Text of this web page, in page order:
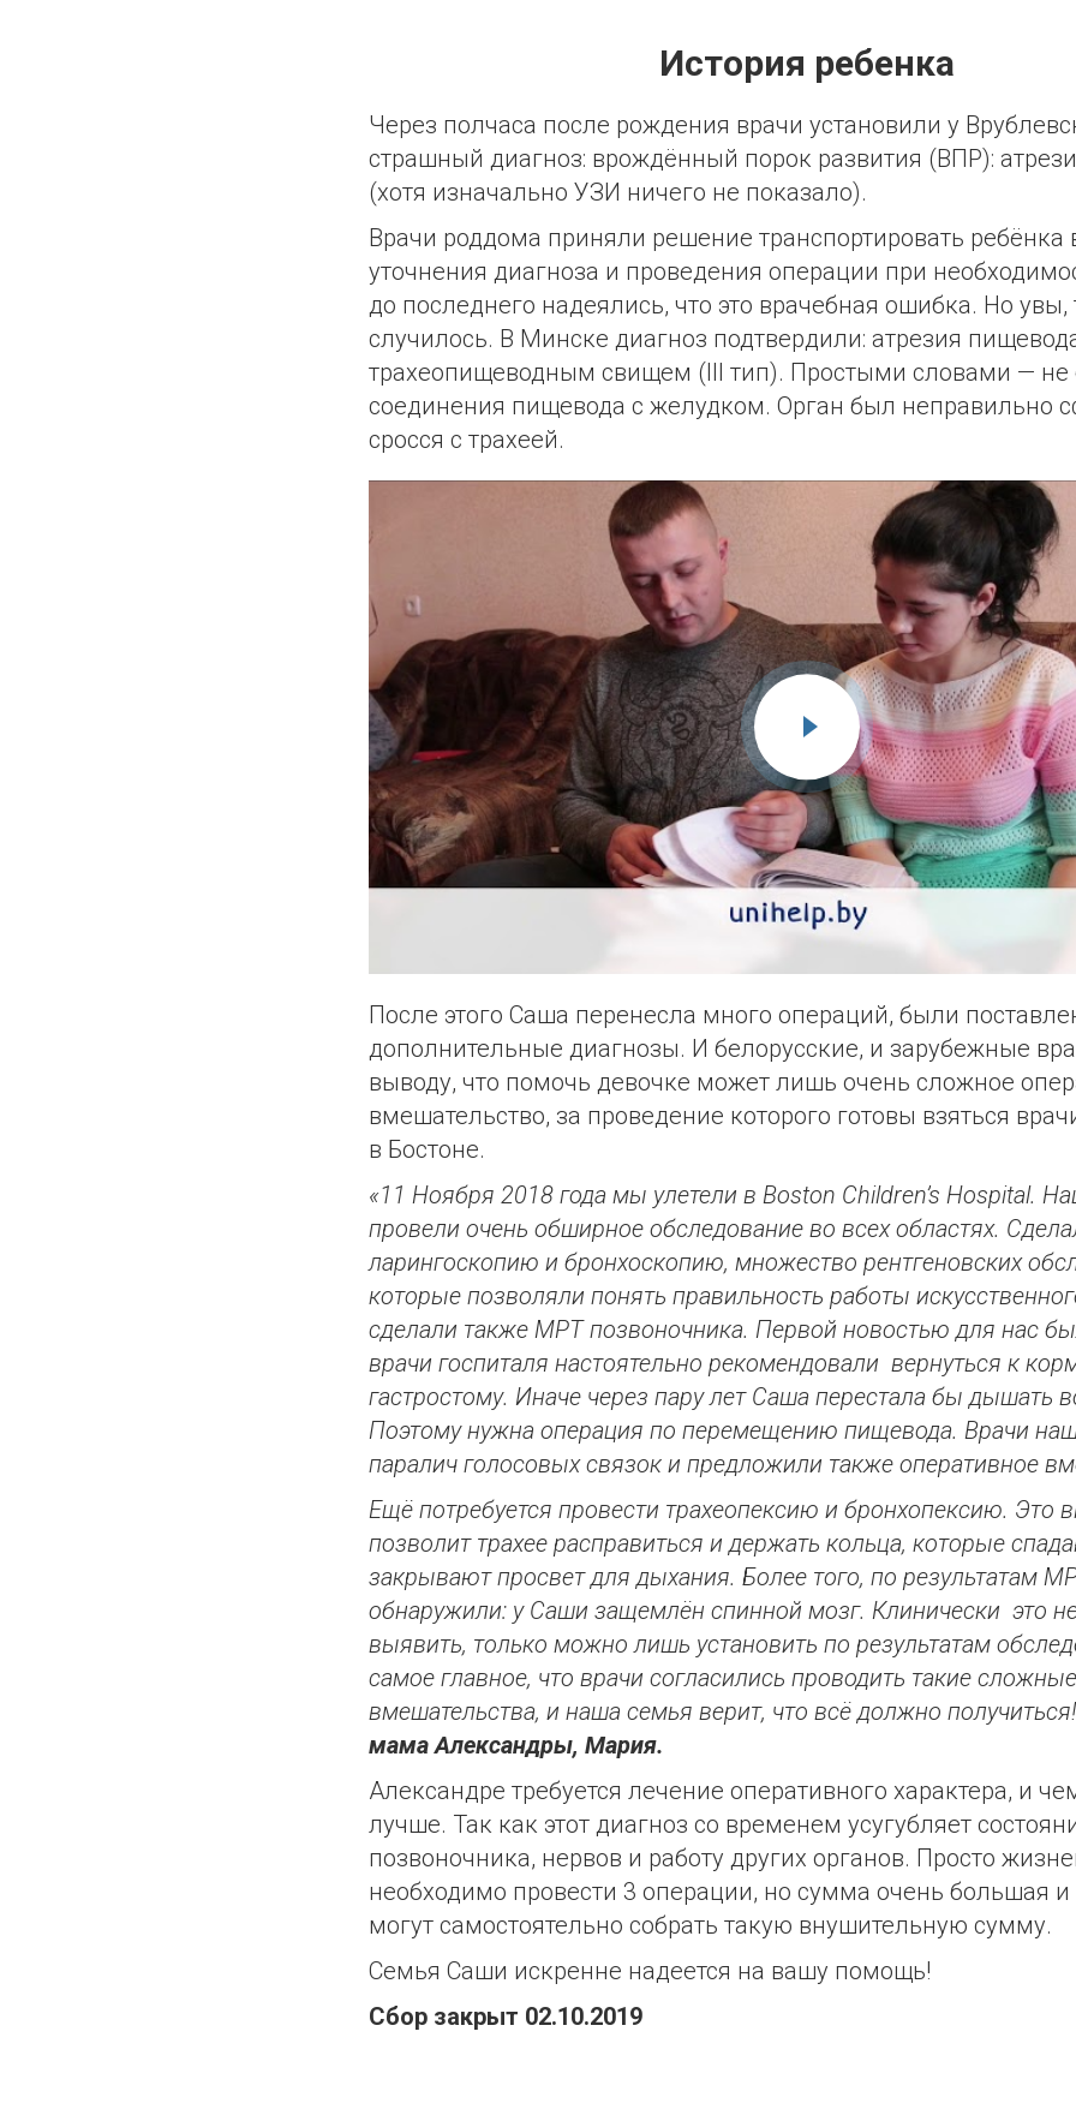
История ребенка
Через полчаса после рождения врачи установили у
страшный диагноз: врождённый порок развития (ВПР):
(хотя изначально УЗИ ничего не показало).
Врачи роддома приняли решение транспортировать
уточнения диагноза и проведения операции при
до последнего надеялись, что это врачебная ошибка. Но увы,
случилось. В Минске диагноз подтвердили: атрезия
трахеопищеводным свищем (III тип). Простыми словами —
соединения пищевода с желудком. Орган был неправильно
сросся с трахеей.
После этого Саша перенесла много операций, были
дополнительные диагнозы. И белорусские, и зарубежные
выводу, что помочь девочке может лишь очень сложное
вмешательство, за проведение которого готовы взяться
в Бостоне.
«11 Ноября 2018 года мы улетели в Boston Children’s Hospital.
провели очень обширное обследование во всех областях.
ларингоскопию и бронхоскопию, множество рентгеновских
которые позволяли понять правильность работы
сделали также МРТ позвоночника. Первой новостью для нас
врачи госпиталя настоятельно рекомендовали вернуться к
гастростому. Иначе через пару лет Саша перестала бы дышать
Поэтому нужна операция по перемещению пищевода. Врачи
паралич голосовых связок и предложили также оперативное
Ещё потребуется провести трахеопексию и бронхопексию. Это
позволит трахее расправиться и держать кольца, которые
закрывают просвет для дыхания. Более того, по результатам
обнаружили: у Саши защемлён спинной мозг. Клинически это
выявить, только можно лишь установить по результатам
самое главное, что врачи согласились проводить такие
вмешательства, и наша семья верит, что всё должно
мама Александры, Мария.
Александре требуется лечение оперативного характера, и
лучше. Так как этот диагноз со временем усугубляет
позвоночника, нервов и работу других органов. Просто
необходимо провести 3 операции, но сумма очень большая и
могут самостоятельно собрать такую внушительную сумму.
Семья Саши искренне надеется на вашу помощь!
Сбор закрыт 02.10.2019